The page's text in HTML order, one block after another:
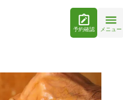
予約確認 メニュー